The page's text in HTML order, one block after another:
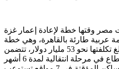
مصر وقتها خطة لإعادة إعمار غزة
عربية طارئة بالقاهرة، وهي خطة
يستغرق تنفيذها 5 أعوام، وتبلغ تكلفتها نحو 53 مليار دولار، تتضمن
تشكيل لجنة لإدارة شؤون القطاع في مرحلة انتقالية لمدة 6 أشهر